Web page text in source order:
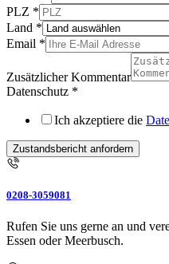
PLZ *
Land *
Email *
Zusätzlicher Kommentar
Datenschutz *
Ich akzeptiere die
Zustandsbericht anfordern
0208-3059081
Rufen Sie uns gerne an und
Essen oder Meerbusch.